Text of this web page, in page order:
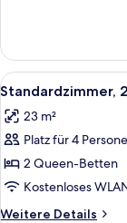
Shower)
anzeigen
1 King-
Bett
(Mobility
Roll-
In
Alle
Fotos
für
2 Queen-
Betten
anzeigen
10
Standardzimmer,
23 m²
Platz für 4
2 Queen-Betten
Kostenloses
Weitere Details
Weitere